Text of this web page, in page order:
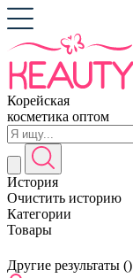
Корейская
косметика оптом
История
Очистить историю
Категории
Товары
Другие результаты ()